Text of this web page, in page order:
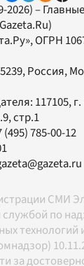
2026) –
, ОГРН
Россия,
117105, г.
стр.1
(495) 785-00-12
СМИ
по
технологий
за